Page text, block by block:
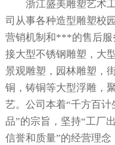
浙江盛美雕塑艺术
司从事各种造型雕塑校
营销机制和***的售后服
接大型不锈钢雕塑，大
景观雕塑，园林雕塑，
铜，铸铜等大型浮雕，
艺。公司本着“千方百
品”的宗旨，坚持“工厂
信誉和质量”的经营理